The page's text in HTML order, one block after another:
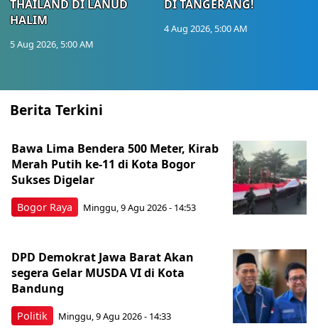
THAILAND DI LANUD
HALIM
5 Aug 2026, 5:00 AM
DI TANGERANG!
4 Aug 2026, 5:00 AM
Berita Terkini
Bogor Raya
Bawa Lima Bendera 500 Meter, Kirab
Merah Putih ke-11 di Kota Bogor
Sukses Digelar
Minggu, 9 Agu 2026 - 14:53
Politik
DPD Demokrat Jawa Barat Akan
segera Gelar MUSDA VI di Kota
Bandung
Minggu, 9 Agu 2026 - 14:33